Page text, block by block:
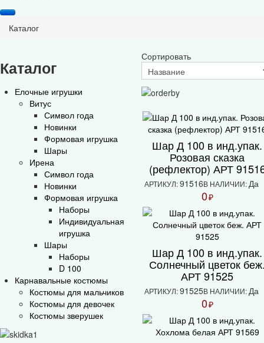
Каталог
Каталог
Елочные игрушки
Витус
Символ года
Новинки
Формовая игрушка
Шары
Ирена
Символ года
Новинки
Формовая игрушка
Наборы
Индивидуальная
игрушка
Шары
Наборы
D 100
Карнавальные костюмы
Костюмы для мальчиков
Костюмы для девочек
Костюмы зверушек
Сортировать
Шар Д 100 в инд.упак.
Розовая сказка
(рефлектор) АРТ
АРТИКУЛ:91516В НАЛИЧИИ:Да
0₽
Шар Д 100 в инд.упак.
Солнечный цветок
АРТ 91525
АРТИКУЛ:91525В НАЛИЧИИ:Да
0₽